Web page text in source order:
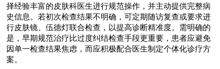
择经验丰富的皮肤科医生进行规范操作，并主动提供完整病
史信息。若初次检查结果不明确，可定期随访复查或要求进
行皮肤镜、伍德灯联合检查，以提高诊断精准度。需明确的
是，早期规范治疗比过度纠结检查手段更重要，患者应避免
因单一检查结果焦虑，而应积极配合医生制定个体化诊疗方
案。